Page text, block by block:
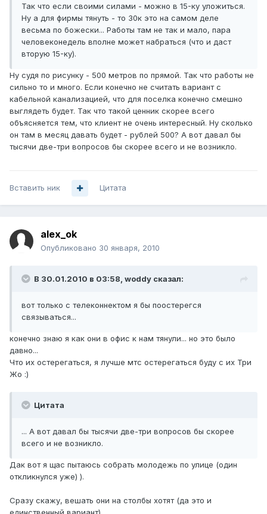
Так что если своими силами - можно в 15-ку уложиться.
Ну а для фирмы тянуть - то 30к это на самом деле
весьма по божески... Работы там не так и мало, пара
человеконедель вполне может набраться (что и даст
вторую 15-ку).
Ну судя по рисунку - 500 метров по прямой. Так что работы не
сильно то и много. Если конечно не считать вариант с
кабельной канализацией, что для поселка конечно смешно
выглядеть будет. Так что такой ценник скорее всего
объясняется тем, что клиент не очень интересный. Ну сколько
он там в месяц давать будет - рублей 500? А вот давал бы
тысячи две-три вопросов бы скорее всего и не возникло.
Вставить ник Цитата
alex_ok
Опубликовано 30 января, 2010
В 30.01.2010 в 03:58, woddy сказал:
вот только с телеконнектом я бы поостерегся
связываться...
конечно знаю я как они в офис к нам тянули... но это было
давно...
Что их остерегаться, я лучше мтс остерегаться буду с их Три
Жо :)
Цитата
... А вот давал бы тысячи две-три вопросов бы скорее
всего и не возникло.
Дак вот я щас пытаюсь собрать молодежь по улице (один
откликнулся уже) ).
Сразу скажу, вешать они на столбы хотят (да это и